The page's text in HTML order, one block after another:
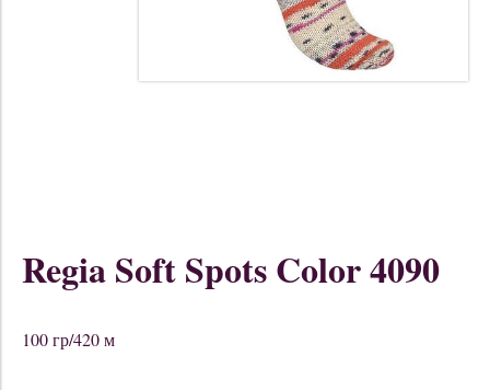
Regia Soft Spots Color 4090
100 гр/420 м